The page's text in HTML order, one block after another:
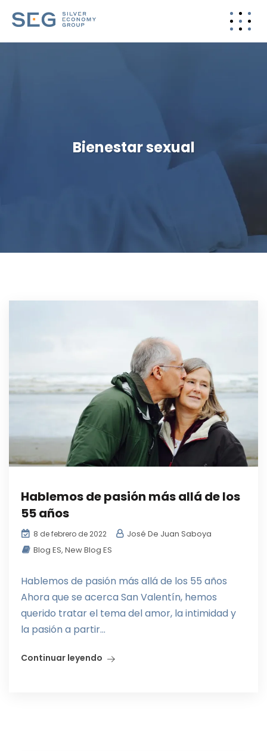
Bienestar sexual
Hablemos de pasión más allá de los
55 años
8 de febrero de 2022
José De Juan Saboya
Blog ES, New Blog ES
Hablemos de pasión más allá de los 55 años
Ahora que se acerca San Valentín, hemos
querido tratar el tema del amor, la intimidad y
la pasión a partir...
Continuar leyendo